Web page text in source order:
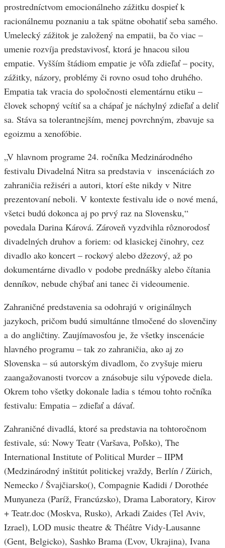
prostredníctvom emocionálneho zážitku dospieť k
racionálnemu poznaniu a tak spätne obohatiť seba samého.
Umelecký zážitok je založený na empatii, ba čo viac –
umenie rozvíja predstavivosť, ktorá je hnacou silou
empatie. Vyšším štádiom empatie je vôľa zdieľať – pocity,
zážitky, názory, problémy či rovno osud toho druhého.
Empatia tak vracia do spoločnosti elementárnu etiku –
človek schopný vcítiť sa a chápať je náchylný zdieľať a deliť
sa. Stáva sa tolerantnejším, menej povrchným, zbavuje sa
egoizmu a xenofóbie.
„V hlavnom programe 24. ročníka Medzinárodného
festivalu Divadelná Nitra sa predstavia v inscenáciách zo
zahraničia režiséri a autori, ktorí ešte nikdy v Nitre
prezentovaní neboli. V kontexte festivalu ide o nové mená,
všetci budú dokonca aj po prvý raz na Slovensku,“
povedala Darina Kárová. Zároveň vyzdvihla rôznorodosť
divadelných druhov a foriem: od klasickej činohry, cez
divadlo ako koncert – rockový alebo džezový, až po
dokumentárne divadlo v podobe prednášky alebo čítania
denníkov, nebude chýbať ani tanec či videoumenie.
Zahraničné predstavenia sa odohrajú v originálnych
jazykoch, pričom budú simultánne tlmočené do slovenčiny
a do angličtiny. Zaujímavosťou je, že všetky inscenácie
hlavného programu – tak zo zahraničia, ako aj zo
Slovenska – sú autorským divadlom, čo zvyšuje mieru
zaangažovanosti tvorcov a znásobuje silu výpovede diela.
Okrem toho všetky dokonale ladia s témou tohto ročníka
festivalu: Empatia – zdieľať a dávať.
Zahraničné divadlá, ktoré sa predstavia na tohtoročnom
festivale, sú: Nowy Teatr (Varšava, Poľsko), The
International Institute of Political Murder – IIPM
(Medzinárodný inštitút politickej vraždy, Berlín / Zürich,
Nemecko / Švajčiarsko(), Compagnie Kadidi / Dorothée
Munyaneza (Paríž, Francúzsko), Drama Laboratory, Kirov
+ Teatr.doc (Moskva, Rusko), Arkadi Zaides (Tel Aviv,
Izrael), LOD music theatre & Théâtre Vidy-Lausanne
(Gent, Belgicko), Sashko Brama (Ľvov, Ukrajina), Ivana